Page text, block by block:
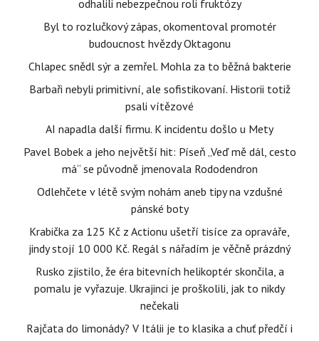
odhalili nebezpečnou roli fruktózy
Byl to rozlučkový zápas, okomentoval promotér
budoucnost hvězdy Oktagonu
Chlapec snědl sýr a zemřel. Mohla za to běžná bakterie
Barbaři nebyli primitivní, ale sofistikovaní. Historii totiž
psali vítězové
AI napadla další firmu. K incidentu došlo u Mety
Pavel Bobek a jeho největší hit: Píseň „Veď mě dál, cesto
má“ se původně jmenovala Rododendron
Odlehčete v létě svým nohám aneb tipy na vzdušné
pánské boty
Krabička za 125 Kč z Actionu ušetří tisíce za opraváře,
jindy stojí 10 000 Kč. Regál s nářadím je věčně prázdný
Rusko zjistilo, že éra bitevních helikoptér skončila, a
pomalu je vyřazuje. Ukrajinci je proškolili, jak to nikdy
nečekali
Rajčata do limonády? V Itálii je to klasika a chuť předčí i